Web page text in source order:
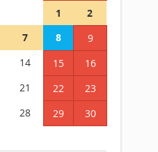
1
2
7 8
9
14 15
16
21 22
23
28 29
30